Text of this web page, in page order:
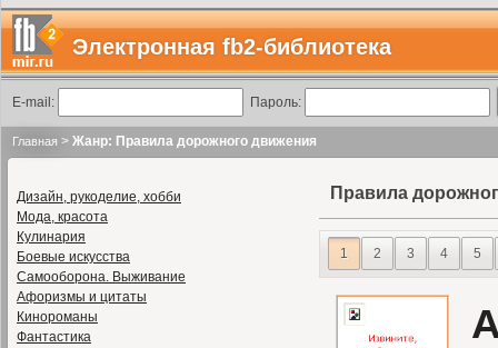
Электронная fb2-библиотека
E-mail: Пароль:
Главная > Жанр: Правила дорожного движения
Дизайн, рукоделие, хобби
Мода, красота
Кулинария
Боевые искусства
Самооборона. Выживание
Афоризмы и цитаты
Кинороманы
Фантастика
Правила
1 2 3 4 5